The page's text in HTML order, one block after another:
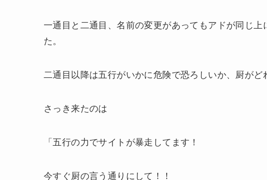
一通目と二通目、名前の変更があってもアドが同じ
た。
二通目以降は五行がいかに危険で恐ろしいか、厨がど
さっき来たのは
「五行の力でサイトが暴走してます！
今すぐ厨の言う通りにして！！